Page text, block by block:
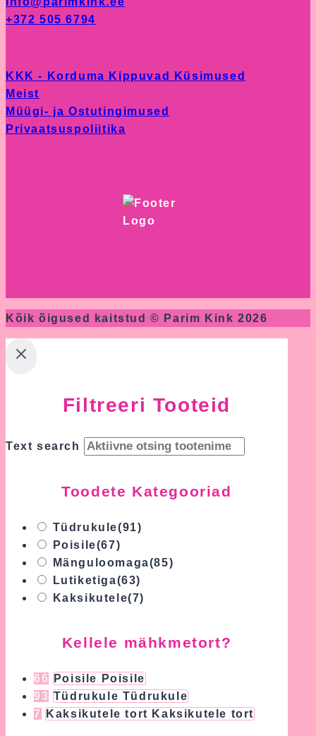
+372 505 6794
KKK - Korduma Kippuvad Küsimused
Meist
Müügi- ja Ostutingimused
Privaatsuspoliitika
Kõik õigused kaitstud © Parim Kink 2026
Filtreeri Tooteid
Text search
Toodete Kategooriad
Tüdrukule(91)
Poisile(67)
Mänguloomaga(85)
Lutiketiga(63)
Kaksikutele(7)
Kellele mähkmetort?
66 Poisile
Poisile
93 Tüdrukule Tüdrukule
7
Kaksikutele tort Kaksikutele tort